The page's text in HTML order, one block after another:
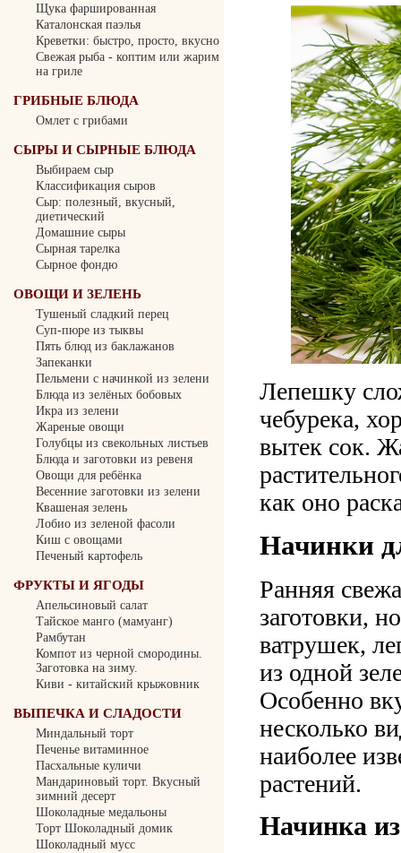
Щука фаршированная
Каталонская паэлья
Креветки: быстро, просто, вкусно
Свежая рыба - коптим или жарим
на гриле
ГРИБНЫЕ БЛЮДА
Омлет с грибами
СЫРЫ И СЫРНЫЕ БЛЮДА
Выбираем сыр
Классификация сыров
Сыр: полезный, вкусный,
диетический
Домашние сыры
Сырная тарелка
Сырное фондю
ОВОЩИ И ЗЕЛЕНЬ
Тушеный сладкий перец
Суп-пюре из тыквы
Пять блюд из баклажанов
Запеканки
Пельмени с начинкой из зелени
Блюда из зелёных бобовых
Икра из зелени
Жареные овощи
Голубцы из свекольных листьев
Блюда и заготовки из ревеня
Овощи для ребёнка
Весенние заготовки из зелени
Квашеная зелень
Лобио из зеленой фасоли
Киш с овощами
Печеный картофель
ФРУКТЫ И ЯГОДЫ
Апельсиновый салат
Тайское манго (мамуанг)
Рамбутан
Компот из черной смородины.
Заготовка на зиму.
Киви - китайский крыжовник
ВЫПЕЧКА И СЛАДОСТИ
Миндальный торт
Печенье витаминное
Пасхальные куличи
Мандариновый торт. Вкусный
зимний десерт
Шоколадные медальоны
Торт Шоколадный домик
Шоколадный мусс
Лепешку
чебурека,
вытек сок.
как оно
Начинки
Ранняя
заготовки,
ватрушек,
из одной
Особенно
несколько
наиболее
растений.
Начинка